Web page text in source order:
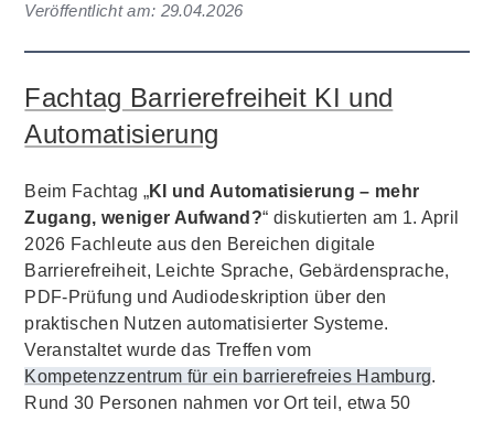
Veröffentlicht am: 29.04.2026
Fachtag Barrierefreiheit KI und
Automatisierung
Beim Fachtag „KI und Automatisierung – mehr
Zugang, weniger Aufwand?“ diskutierten am 1. April
2026 Fachleute aus den Bereichen digitale
Barrierefreiheit, Leichte Sprache, Gebärdensprache,
PDF-Prüfung und Audiodeskription über den
praktischen Nutzen automatisierter Systeme.
Veranstaltet wurde das Treffen vom
Kompetenzzentrum für ein barrierefreies Hamburg.
Rund 30 Personen nahmen vor Ort teil, etwa 50